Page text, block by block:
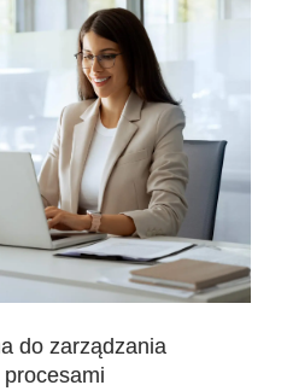
do zarządzania
procesami